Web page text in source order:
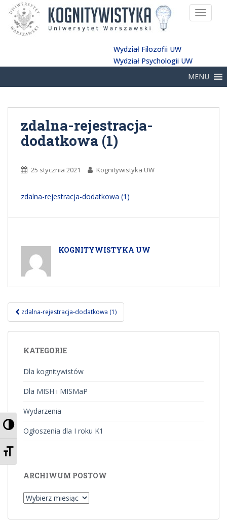
PRZEŁĄCZ WYSOKI KONTRAST
ZMIEŃ ROZMIAR CZCIONEK
Wydział Filozofii UW
Wydział Psychologii UW
MENU
zdalna-rejestracja-
dodatkowa (1)
25 stycznia 2021 Kognitywistyka UW
zdalna-rejestracja-dodatkowa (1)
KOGNITYWISTYKA UW
Nawigacja
postu
zdalna-rejestracja-dodatkowa (1)
KATEGORIE
Dla kognitywistów
Dla MISH i MISMaP
Wydarzenia
Ogłoszenia dla I roku K1
ARCHIWUM POSTÓW
Archiwum